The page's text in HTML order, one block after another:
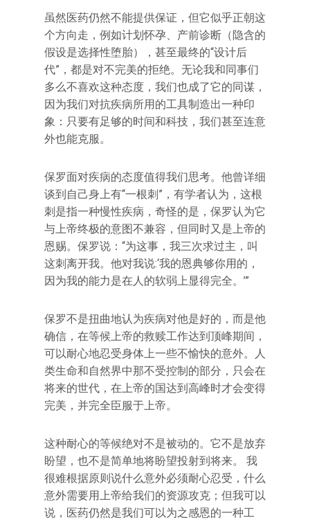
虽然医药仍然不能提供保证，但它似乎正朝这
个方向走，例如计划怀孕、产前诊断（隐含的
假设是选择性堕胎），甚至最终的“设计后
代”，都是对不完美的拒绝。无论我和同事们
多么不喜欢这种态度，我们也成了它的同谋，
因为我们对抗疾病所用的工具制造出一种印
象：只要有足够的时间和科技，我们甚至连意
外也能克服。
保罗面对疾病的态度值得我们思考。他曾详细
谈到自己身上有“一根刺”，有学者认为，这根
刺是指一种慢性疾病，奇怪的是，保罗认为它
与上帝终极的意图不兼容，但同时又是上帝的
恩赐。保罗说：“为这事，我三次求过主，叫
这刺离开我。他对我说:‘我的恩典够你用的，
因为我的能力是在人的软弱上显得完全。’”
保罗不是扭曲地认为疾病对他是好的，而是他
确信，在等候上帝的救赎工作达到顶峰期间，
可以耐心地忍受身体上一些不愉快的意外。人
类生命和自然界中那不受控制的部分，只会在
将来的世代，在上帝的国达到高峰时才会变得
完美，并完全臣服于上帝。
这种耐心的等候绝对不是被动的。它不是放弃
盼望，也不是简单地将盼望投射到将来。 我
很难根据原则说什么意外必须耐心忍受，什么
意外需要用上帝给我们的资源攻克；但我可以
说，医药仍然是我们可以为之感恩的一种工